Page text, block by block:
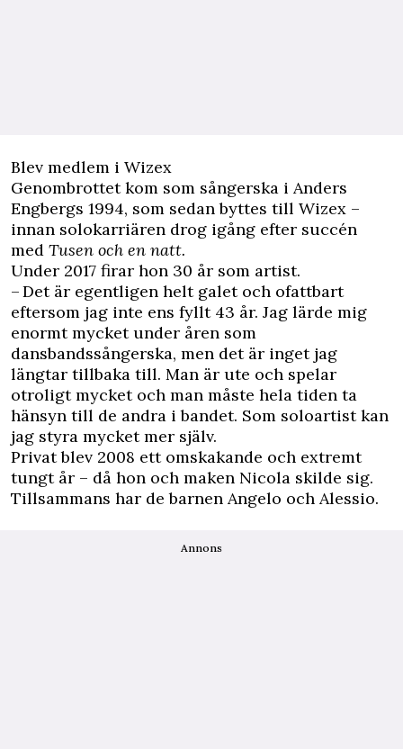
Blev medlem i Wizex
Genombrottet kom som sångerska i Anders
Engbergs 1994, som sedan byttes till Wizex –
innan solokarriären drog igång efter succén
med Tusen och en natt.
Under 2017 firar hon 30 år som artist.
– Det är egentligen helt galet och ofattbart
eftersom jag inte ens fyllt 43 år. Jag lärde mig
enormt mycket under åren som
dansbandssångerska, men det är inget jag
längtar tillbaka till. Man är ute och spelar
otroligt mycket och man måste hela tiden ta
hänsyn till de andra i bandet. Som soloartist kan
jag styra mycket mer själv.
Privat blev 2008 ett omskakande och extremt
tungt år – då hon och maken Nicola skilde sig.
Tillsammans har de barnen Angelo och Alessio.
Annons